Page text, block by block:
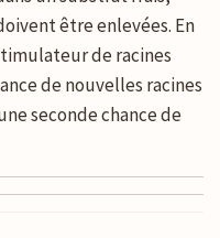
être enlevées. En
de racines
de nouvelles racines
seconde chance de